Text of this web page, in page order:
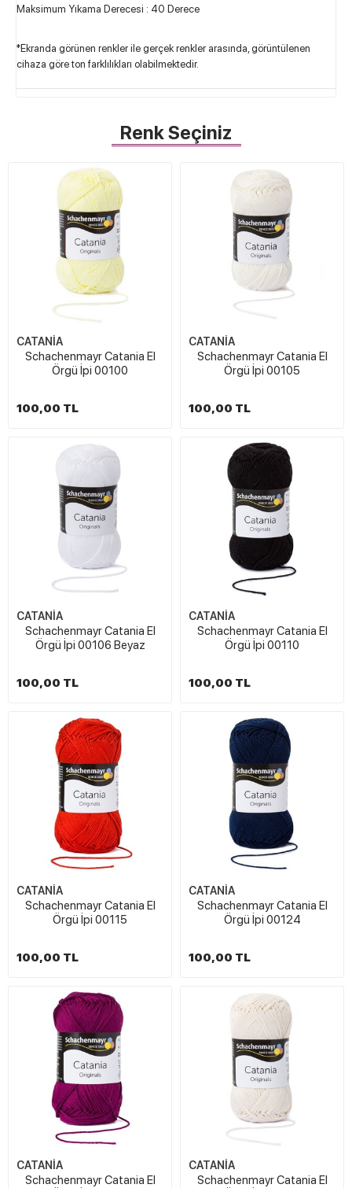
Maksimum Yıkama Derecesi : 40 Derece
*Ekranda görünen renkler ile gerçek renkler arasında, görüntülenen
cihaza göre ton farklılıkları olabilmektedir.
Renk Seçiniz
CATANİA
Schachenmayr Catania El
Örgü İpi 00100
100,00 TL
CATANİA
Schachenmayr Catania El
Örgü İpi 00105
100,00 TL
CATANİA
Schachenmayr Catania El
Örgü İpi 00106 Beyaz
100,00 TL
CATANİA
Schachenmayr Catania El
Örgü İpi 00110
100,00 TL
CATANİA
Schachenmayr Catania El
Örgü İpi 00115
100,00 TL
CATANİA
Schachenmayr Catania El
Örgü İpi 00124
100,00 TL
CATANİA
Schachenmayr Catania El
CATANİA
Schachenmayr Catania El